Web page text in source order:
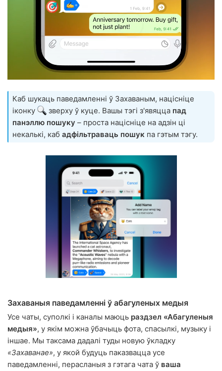
Каб шукаць паведамленні ў Захаваным, націсніце
іконку
зверху ў куце. Вашы тэгі з'явяцца пад
панэллю пошуку – проста націсніце на адзін ці
некалькі, каб адфільтраваць пошук па гэтым тэгу.
Захаваныя паведамленні ў абагуленых медыя
Усе чаты, суполкі і каналы маюць раздзел «Абагуленыя
медыя», у якім можна ўбачыць фота, спасылкі, музыку і
іншае. Мы таксама дадалі туды новую ўкладку
«Захаванае», у якой будуць паказвацца усе
паведамленні, перасланыя з гэтага чата ў ваша